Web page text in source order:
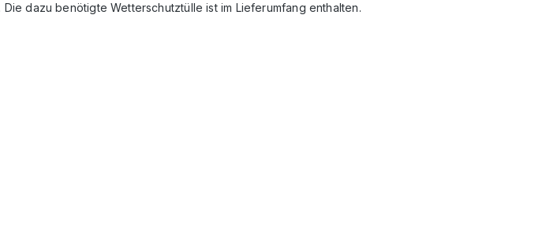
dazu benötigte Wetterschutztülle ist im Lieferumfang enthalten.